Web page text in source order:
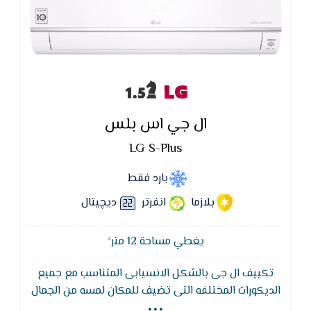
LG
ال جي اس بلس
LG S-Plus
بارد فقط
بلازما
انفرتر ديچيتال
يغطي مساحة 12 متر²
تكييف ال جى بالشكل الانسيابى المتناسب مع جميع
الديكورات المختلفه التى تضيف للمكان لمسه من الجمال